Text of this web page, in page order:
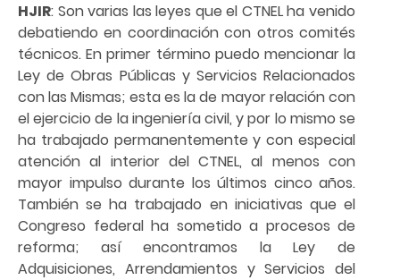
HJIR: Son varias las leyes que el CTNEL ha venido
debatiendo en coordinación con otros comités
técnicos. En primer término puedo mencionar la
Ley de Obras Públicas y Servicios Relacionados
con las Mismas; esta es la de mayor relación con
el ejercicio de la ingeniería civil, y por lo mismo se
ha trabajado permanentemente y con especial
atención al interior del CTNEL, al menos con
mayor impulso durante los últimos cinco años.
También se ha trabajado en iniciativas que el
Congreso federal ha sometido a procesos de
reforma; así encontramos la Ley de
Adquisiciones, Arrendamientos y Servicios del